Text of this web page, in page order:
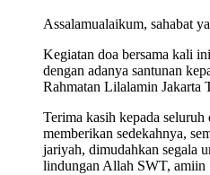
Assalamualaikum, sahabat
Kegiatan doa bersama kali
dengan adanya santunan
Rahmatan Lilalamin Jakarta
Terima kasih kepada
memberikan sedekahnya,
jariyah, dimudahkan segala
lindungan Allah SWT, amiin